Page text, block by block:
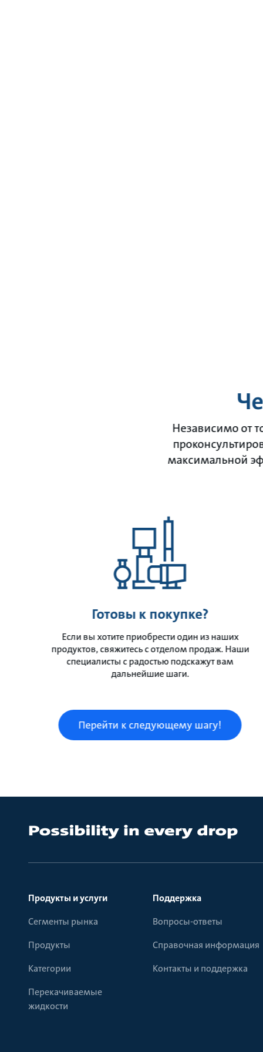
Независимо от
максимальной
Готовы к покупке?
Если вы хотите приобрести один из наших
продуктов, свяжитесь с отделом продаж. Наши
специалисты с радостью подскажут вам
дальнейшие шаги.
Перейти к следующему шагу!
Продукты и услуги
Сегменты рынка
Продукты
Категории
Перекачиваемые
жидкости
Поддержка
Вопросы-ответы
Справочная информация
Контакты и поддержка